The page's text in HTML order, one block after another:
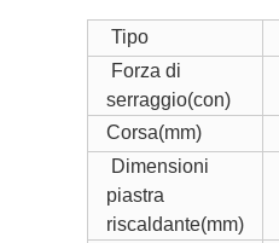
Tipo
Forza di
serraggio(con)
Corsa(mm)
Dimensioni
piastra
riscaldante(mm)